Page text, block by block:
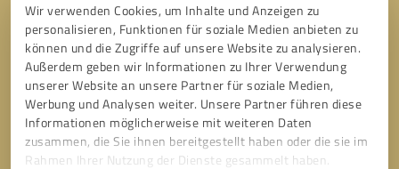
Wir verwenden Cookies, um Inhalte und Anzeigen zu
personalisieren, Funktionen für soziale Medien anbieten zu
können und die Zugriffe auf unsere Website zu analysieren.
Außerdem geben wir Informationen zu Ihrer Verwendung
unserer Website an unsere Partner für soziale Medien,
Werbung und Analysen weiter. Unsere Partner führen diese
Informationen möglicherweise mit weiteren Daten
zusammen, die Sie ihnen bereitgestellt haben oder die sie im
Rahmen Ihrer Nutzung der Dienste gesammelt haben.